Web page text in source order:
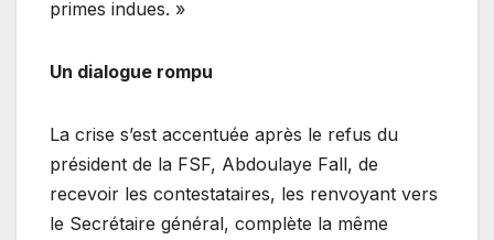
primes indues. »
Un dialogue rompu
La crise s’est accentuée après le refus du
président de la FSF, Abdoulaye Fall, de
recevoir les contestataires, les renvoyant vers
le Secrétaire général, complète la même